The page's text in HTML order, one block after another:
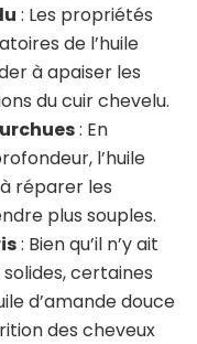
: Les propriétés
de l’huile
à apaiser les
du cuir chevelu.
: En
l’huile
réparer les
plus souples.
: Bien qu’il n’y ait
certaines
d’amande douce
des cheveux